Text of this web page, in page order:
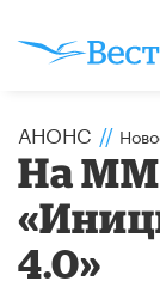
АНОНС //
На
4.0»